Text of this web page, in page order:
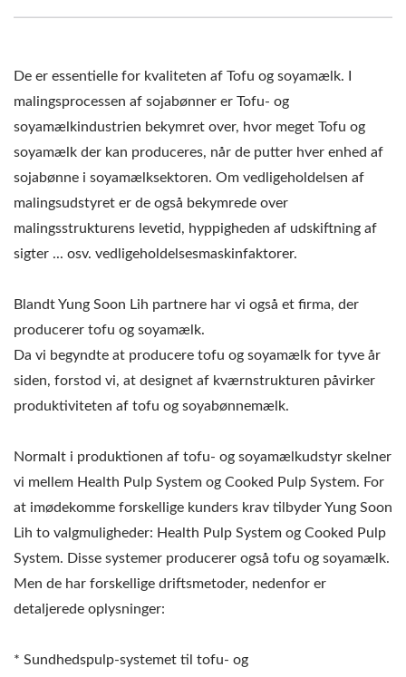
De er essentielle for kvaliteten af Tofu og soyamælk. I
malingsprocessen af sojabønner er Tofu- og
soyamælkindustrien bekymret over, hvor meget Tofu og
soyamælk der kan produceres, når de putter hver enhed af
sojabønne i soyamælksektoren. Om vedligeholdelsen af
malingsudstyret er de også bekymrede over
malingsstrukturens levetid, hyppigheden af udskiftning af
sigter ... osv. vedligeholdelsesmaskinfaktorer.
Blandt Yung Soon Lih partnere har vi også et firma, der
producerer tofu og soyamælk.
Da vi begyndte at producere tofu og soyamælk for tyve år
siden, forstod vi, at designet af kværnstrukturen påvirker
produktiviteten af tofu og soyabønnemælk.
Normalt i produktionen af tofu- og soyamælkudstyr skelner
vi mellem Health Pulp System og Cooked Pulp System. For
at imødekomme forskellige kunders krav tilbyder Yung Soon
Lih to valgmuligheder: Health Pulp System og Cooked Pulp
System. Disse systemer producerer også tofu og soyamælk.
Men de har forskellige driftsmetoder, nedenfor er
detaljerede oplysninger:
* Sundhedspulp-systemet til tofu- og